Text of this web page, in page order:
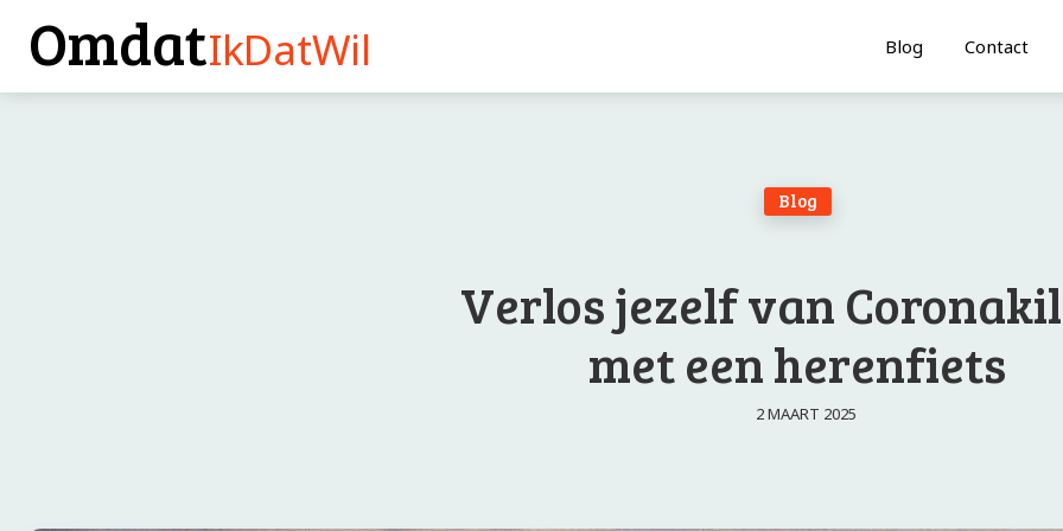
OmdatIkDatWil Blog Contact
Blog
Verlos jezelf van
met een herenfiets
2 MAART 2025